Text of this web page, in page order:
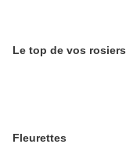
Le top de vos rosiers
Fleurettes